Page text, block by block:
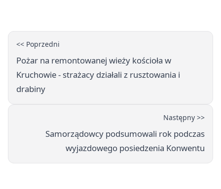
<< Poprzedni
Pożar na remontowanej wieży kościoła w
Kruchowie - strażacy działali z rusztowania i
drabiny
Następny >>
Samorządowcy podsumowali rok podczas
wyjazdowego posiedzenia Konwentu